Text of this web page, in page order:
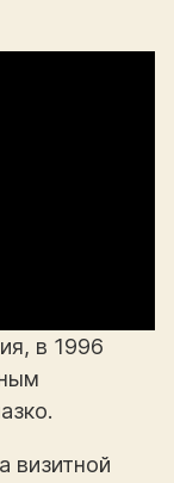
в 1996
визитной